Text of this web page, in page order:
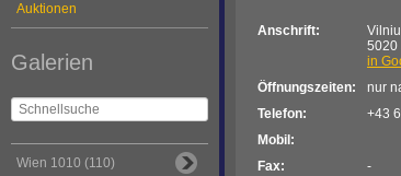
Auktionen
Galerien
Wien 1010 (110)
Anschrift:
5020
in
Öffnungszeiten:
nur
Telefon:
+43
Mobil:
Fax:
-